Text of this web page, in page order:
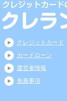
クレジットカード
カードローン
運営者情報
免責事項